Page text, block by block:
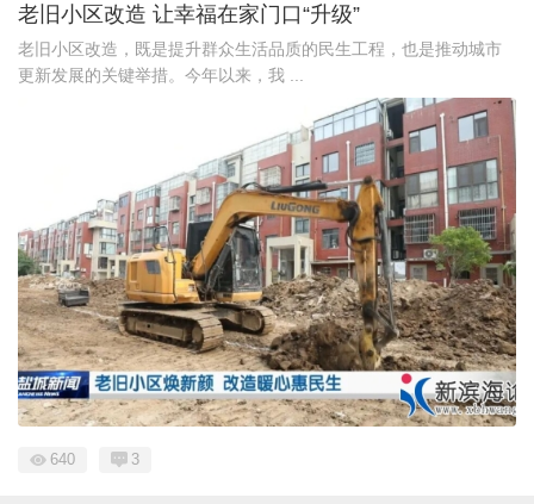
老旧小区改造 让幸福在家门口“升级”
老旧小区改造，既是提升群众生活品质的民生工程，也是推动城市
更新发展的关键举措。今年以来，我 ...
640 3